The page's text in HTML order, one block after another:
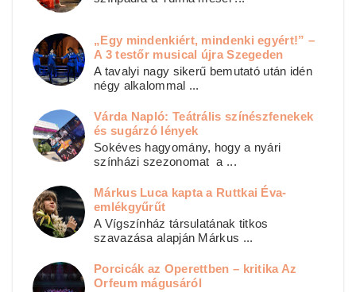
„Egy mindenkiért, mindenki egyért!” –
A 3 testőr musical újra Szegeden
A tavalyi nagy sikerű bemutató után idén
négy alkalommal ...
Várda Napló: Teátrális színészfenekek
és sugárzó lények
Sokéves hagyomány, hogy a nyári
színházi szezonomat a ...
Márkus Luca kapta a Ruttkai Éva-
emlékgyűrűt
A Vígszínház társulatának titkos
szavazása alapján Márkus ...
Porcicák az Operettben – kritika Az
Orfeum mágusáról